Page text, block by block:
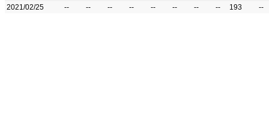
2021/02/25
-- -- -- -- -- -- -- -- 193 --